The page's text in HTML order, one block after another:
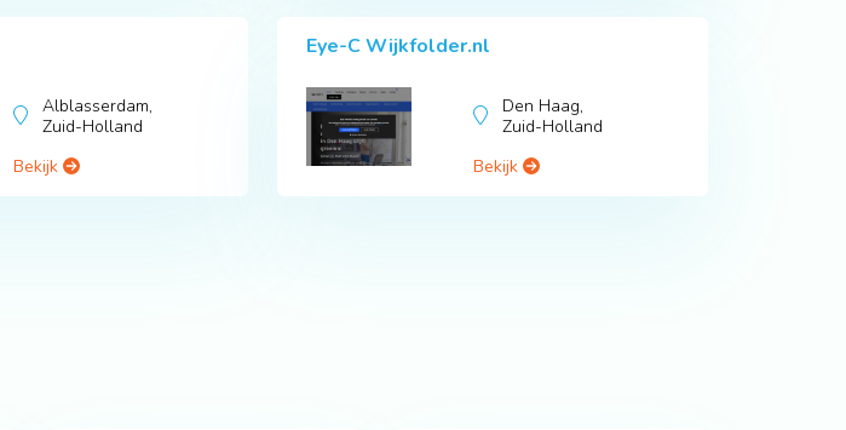
Alblasserdam,
Zuid-Holland
Bekijk
Eye-C Wijkfolder.nl
Den Haag,
Zuid-Holland
Bekijk